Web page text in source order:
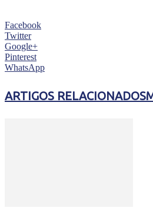
Facebook
Twitter
Google+
Pinterest
WhatsApp
ARTIGOS RELACIONADOS